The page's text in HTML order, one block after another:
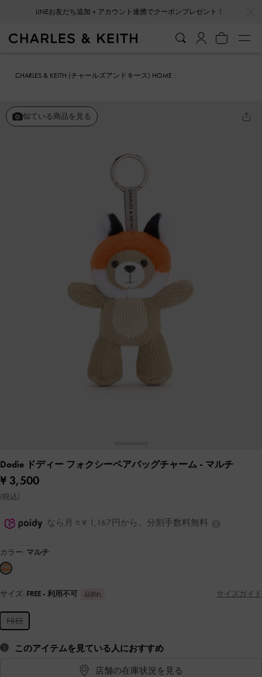
LINEお友だち追加＋アカウント連携でクーポンプレゼント！
CHARLES & KEITH (チャールズアンドキース) HOME
似ている商品を見る
Dodie ドディー フォクシーベアバッグチャーム - マルチ
¥ 3,500
(税込)
なら月々¥ 1,167円から。分割手数料無料
カラー: マルチ
サイズ: FREE - 利用不可 品切れ サイズガイド
FREE
このアイテムを見ている人におすすめ
店舗の在庫状況を見る